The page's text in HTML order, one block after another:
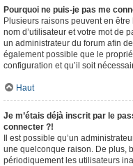
Pourquoi ne puis-je pas me
Plusieurs raisons peuvent en
nom d’utilisateur et votre mot de
un administrateur du forum afin
également possible que le
configuration et qu’il soit
Haut
Je m’étais déjà inscrit par le
connecter ?!
Il est possible qu’un
une quelconque raison. De plus,
périodiquement les utilisateurs